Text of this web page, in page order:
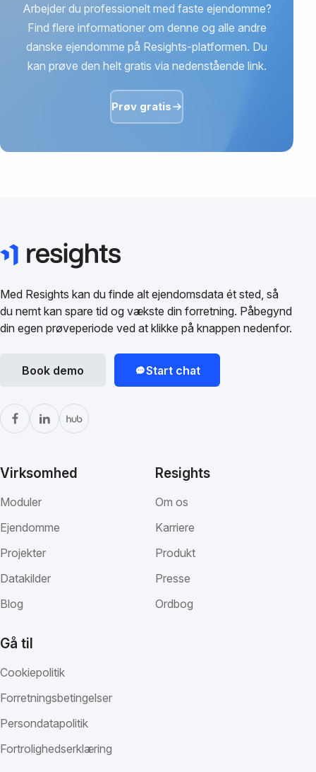
Arbejder du professionelt med faste ejendomme?
Find flere informationer om denne og alle andre
danske ejendomme på Resights-platformen. Du
kan prøve den helt gratis via nedenstående link.
Prøv gratis
Med Resights kan du finde alt ejendomsdata ét sted, så
du nemt kan spare tid og vækste din forretning. Påbegynd
din egen prøveperiode ved at klikke på knappen nedenfor.
Book demo Start chat
Virksomhed
Moduler
Ejendomme
Projekter
Datakilder
Blog
Resights
Om os
Karriere
Produkt
Presse
Ordbog
Gå til
Cookiepolitik
Forretningsbetingelser
Persondatapolitik
Fortrolighedserklæring